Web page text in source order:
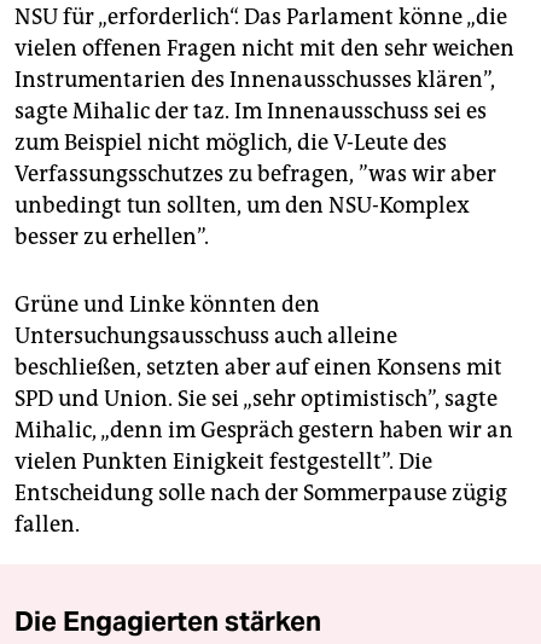
NSU für „erforderlich“. Das Parlament könne „die
vielen offenen Fragen nicht mit den sehr weichen
Instrumentarien des Innenausschusses klären”,
sagte Mihalic der taz. Im Innenausschuss sei es
zum Beispiel nicht möglich, die V-Leute des
Verfassungsschutzes zu befragen, ”was wir aber
unbedingt tun sollten, um den NSU-Komplex
besser zu erhellen”.
Grüne und Linke könnten den
Untersuchungsausschuss auch alleine
beschließen, setzten aber auf einen Konsens mit
SPD und Union. Sie sei „sehr optimistisch”, sagte
Mihalic, „denn im Gespräch gestern haben wir an
vielen Punkten Einigkeit festgestellt”. Die
Entscheidung solle nach der Sommerpause zügig
fallen.
Die Engagierten stärken